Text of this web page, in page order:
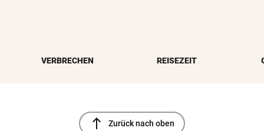
VERBRECHEN REISEZEIT
north Zurück nach oben